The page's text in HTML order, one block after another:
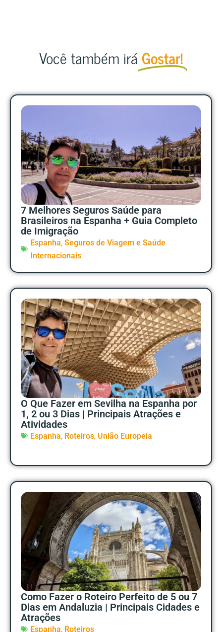
Você também irá Gostar!
7 Melhores Seguros Saúde para
Brasileiros na Espanha + Guia Completo
de Imigração
Espanha, Seguros de Viagem e Saúde
Internacionais
O Que Fazer em Sevilha na Espanha por
1, 2 ou 3 Dias | Principais Atrações e
Atividades
Espanha, Roteiros, União Europeia
Como Fazer o Roteiro Perfeito de 5 ou 7
Dias em Andaluzia | Principais Cidades e
Atrações
Espanha, Roteiros